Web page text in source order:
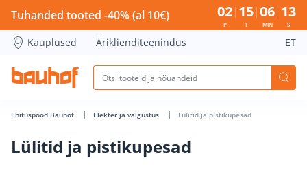
Lülitid ja pistikupesad - Bauhof has loaded
Tuhanded tooted -40% (al 10€) 02
P
15
T
06
MIN
12
S
Kauplused Äriklienditeenindus ET
Ehituspood Bauhof Elekter ja valgustus Lülitid ja pistikupesad
Lülitid ja pistikupesad